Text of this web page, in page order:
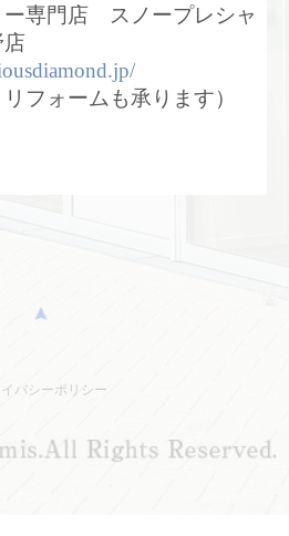
ー専門店 スノープレシャ
店
フォームも承ります）
バシーポリシー